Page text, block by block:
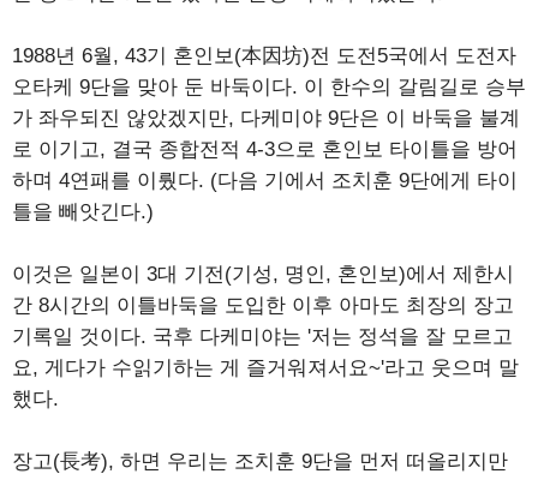
1988년 6월, 43기 혼인보(本因坊)전 도전5국에서 도전자
오타케 9단을 맞아 둔 바둑이다. 이 한수의 갈림길로 승부
가 좌우되진 않았겠지만, 다케미야 9단은 이 바둑을 불계
로 이기고, 결국 종합전적 4-3으로 혼인보 타이틀을 방어
하며 4연패를 이뤘다. (다음 기에서 조치훈 9단에게 타이
틀을 빼앗긴다.)
이것은 일본이 3대 기전(기성, 명인, 혼인보)에서 제한시
간 8시간의 이틀바둑을 도입한 이후 아마도 최장의 장고
기록일 것이다. 국후 다케미야는 '저는 정석을 잘 모르고
요, 게다가 수읽기하는 게 즐거워져서요~'라고 웃으며 말
했다.
장고(長考), 하면 우리는 조치훈 9단을 먼저 떠올리지만